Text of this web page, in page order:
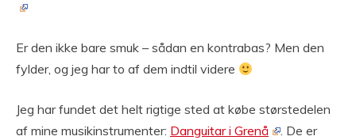
Er den ikke bare smuk – sådan en kontrabas? Men den
fylder, og jeg har to af dem indtil videre
Jeg har fundet det helt rigtige sted at købe størstedelen
af mine musikinstrumenter: Danguitar i Grenå
. De er